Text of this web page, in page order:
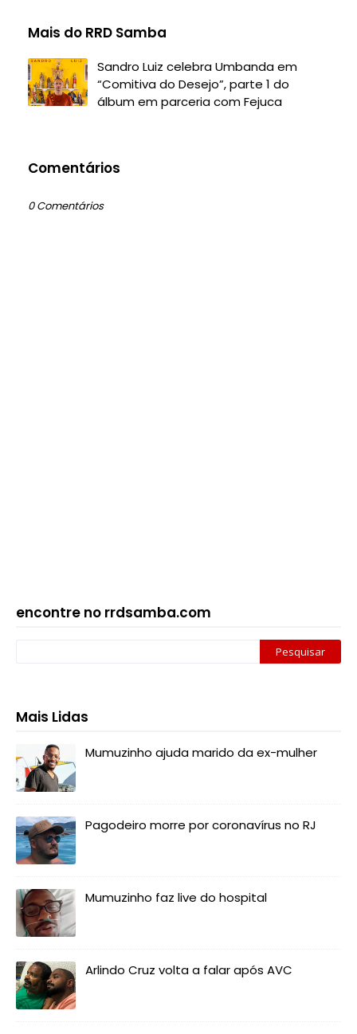
Mais do RRD Samba
Sandro Luiz celebra Umbanda em
“Comitiva do Desejo”, parte 1 do
álbum em parceria com Fejuca
Comentários
0 Comentários
encontre no rrdsamba.com
Mais Lidas
Mumuzinho ajuda marido da ex-mulher
Pagodeiro morre por coronavírus no RJ
Mumuzinho faz live do hospital
Arlindo Cruz volta a falar após AVC